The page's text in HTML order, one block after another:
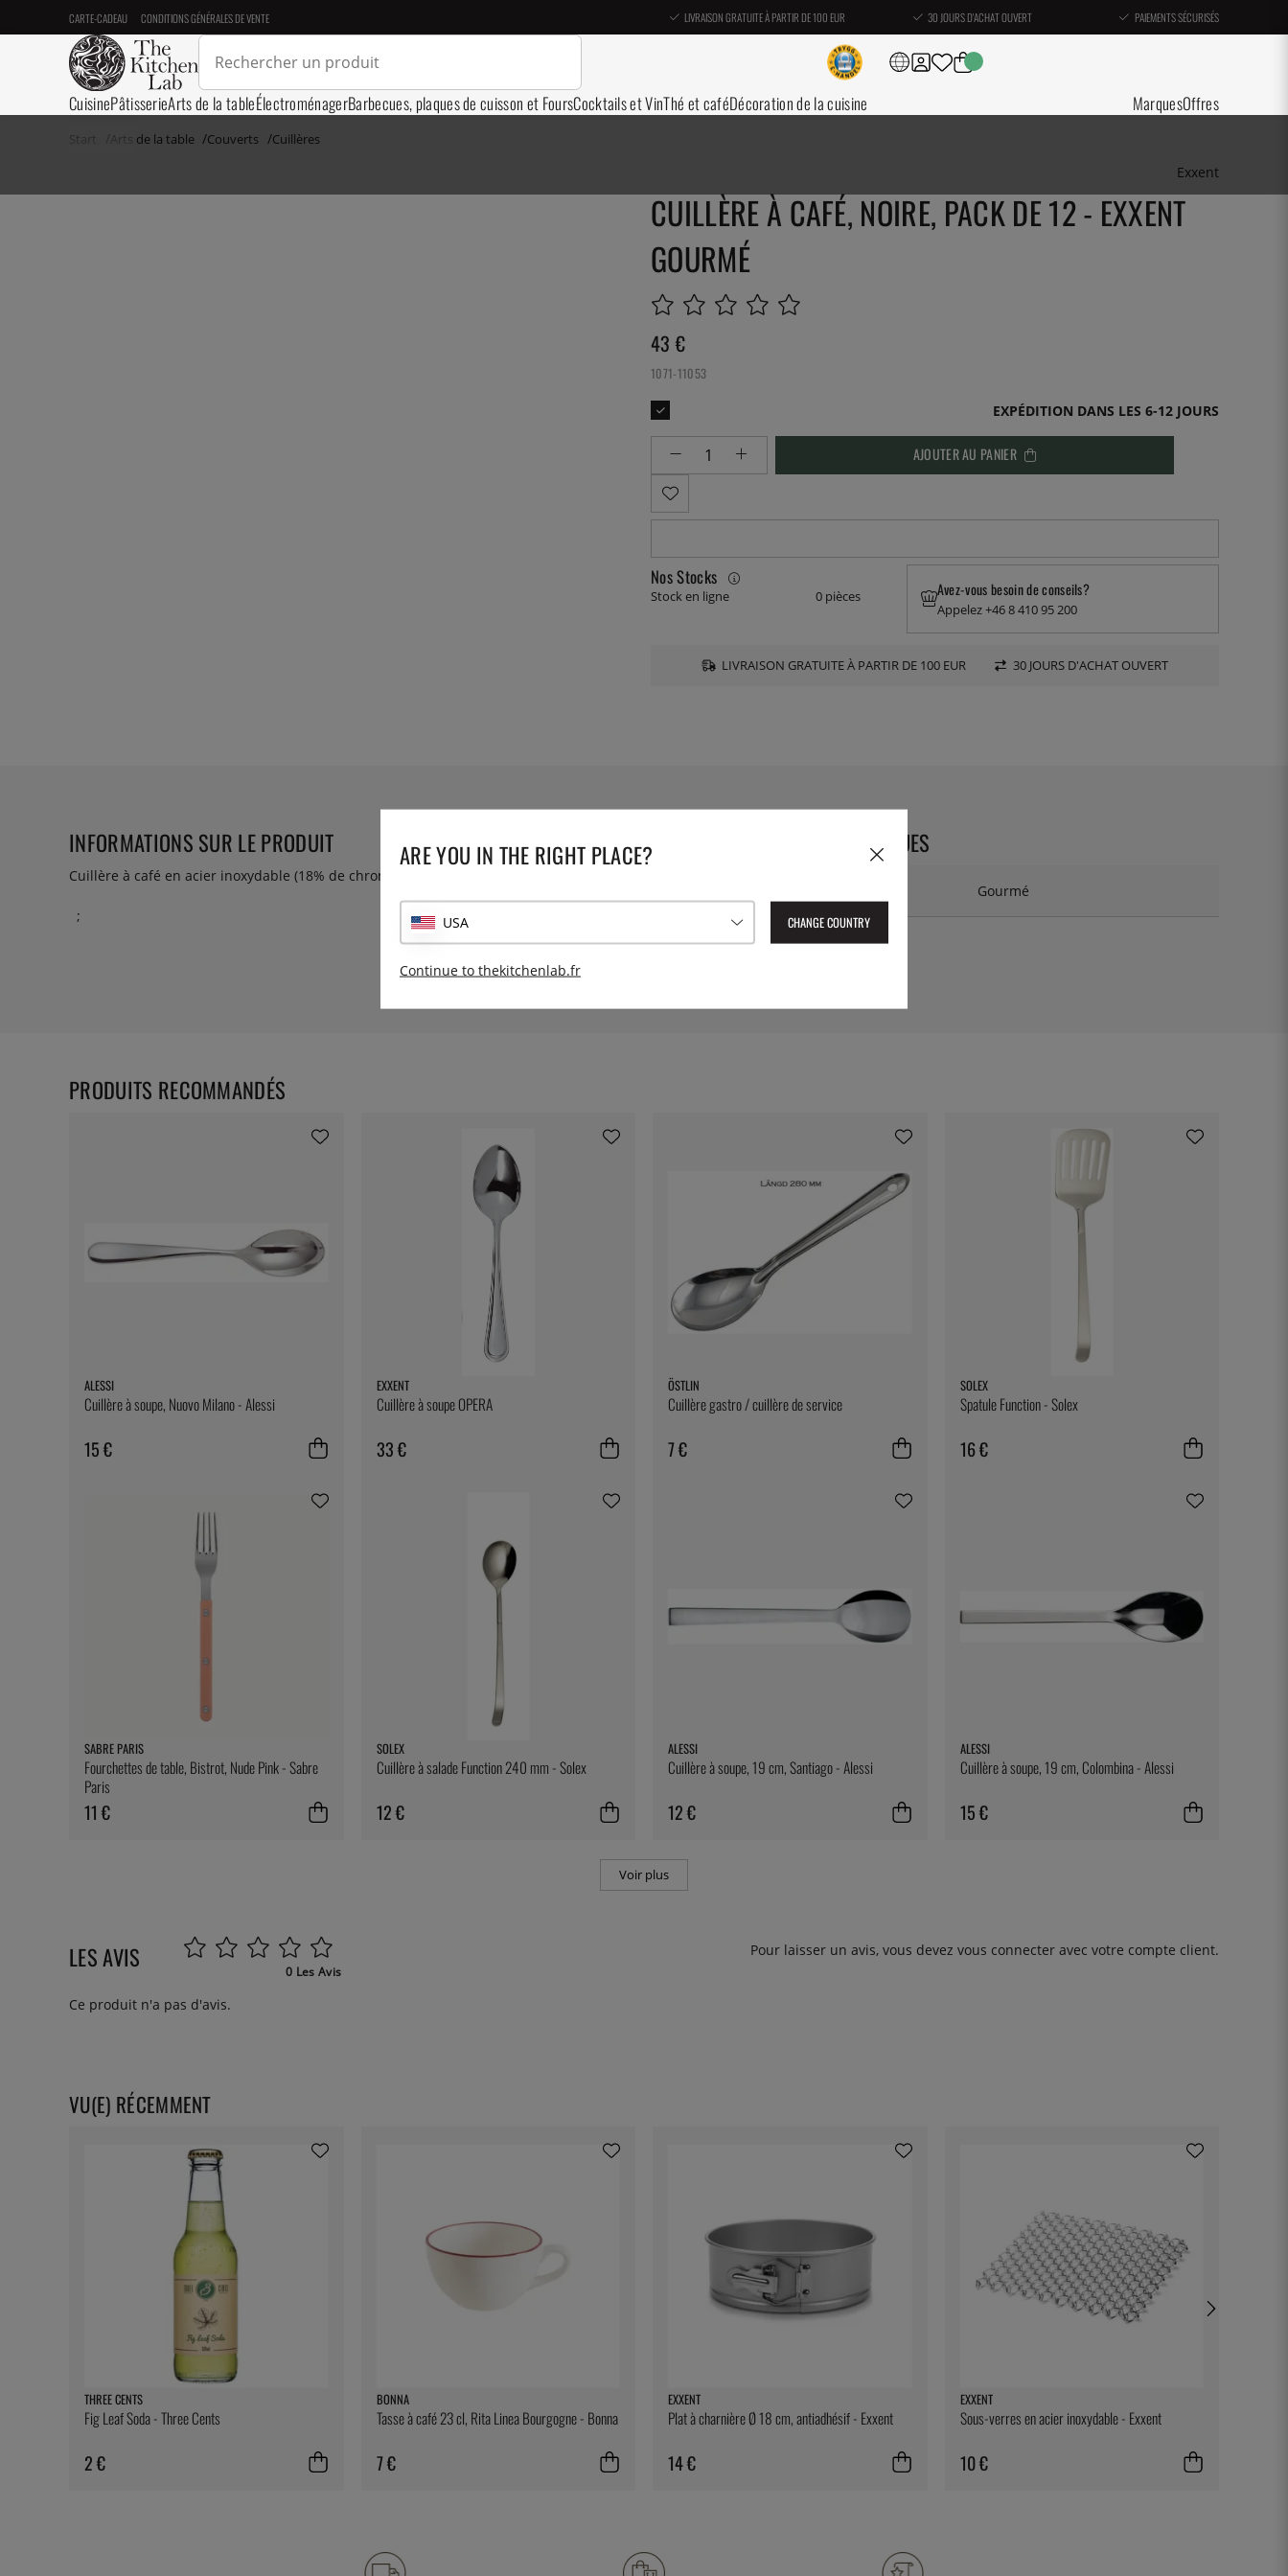
CARTE-CADEAU CONDITIONS GÉNÉRALES DE VENTE LIVRAISON GRATUITE À PARTIR DE 100 EUR 30 JOURS D'ACHAT OUVERT PAIEMENTS SÉCURISÉS
CuisinePâtisserieArts de la tableÉlectroménagerBarbecues, plaques de cuisson et FoursCocktails et VinThé et caféDécoration de la cuisine MarquesOffres
Start Arts de la table Couverts Cuillères
Exxent
CUILLÈRE À CAFÉ, NOIRE, PACK DE 12 - EXXENT
GOURMÉ
43 €
1071-11053
EXPÉDITION DANS LES 6-12 JOURS
AJOUTER AU PANIER
Nos Stocks
Stock en ligne 0 pièces Avez-vous besoin de conseils?
Appelez +46 8 410 95 200
LIVRAISON GRATUITE À PARTIR DE 100 EUR 30 JOURS D'ACHAT OUVERT
INFORMATIONS SUR LE PRODUIT
Cuillère à café en acier inoxydable (18% de chrome), manche en bakélite.
;
CARACTÉRISTIQUES TECHNIQUES
Gourmé
Numéro de l'article livré :PT15TSFE
ALESSI
Cuillère à soupe, Nuovo Milano - Alessi
15 €
EXXENT
Cuillère à soupe OPERA
33 €
ÖSTLIN
Cuillère gastro / cuillère de service
7 €
SOLEX
Spatule Function - Solex
16 €
SABRE PARIS
Fourchettes de table, Bistrot, Nude Pink - Sabre
Paris
11 €
SOLEX
Cuillère à salade Function 240 mm - Solex
12 €
ALESSI
Cuillère à soupe, 19 cm, Santiago - Alessi
12 €
ALESSI
Cuillère à soupe, 19 cm, Colombina - Alessi
15 €
Voir plus
PRODUITS RECOMMANDÉS
LES AVIS 0 Les Avis
Pour laisser un avis, vous devez vous connecter avec votre compte client.
Ce produit n'a pas d'avis.
VU(E) RÉCEMMENT
THREE CENTS
Fig Leaf Soda - Three Cents
2 €
BONNA
Tasse à café 23 cl, Rita Linea Bourgogne - Bonna
7 €
EXXENT
Plat à charnière Ø 18 cm, antiadhésif - Exxent
14 €
EXXENT
Sous-verres en acier inoxydable - Exxent
10 €
ARE YOU IN THE RIGHT PLACE?
USA CHANGE COUNTRY
Continue to thekitchenlab.fr